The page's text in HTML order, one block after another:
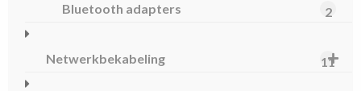
Bluetooth adapters 2
Netwerkbekabeling 11